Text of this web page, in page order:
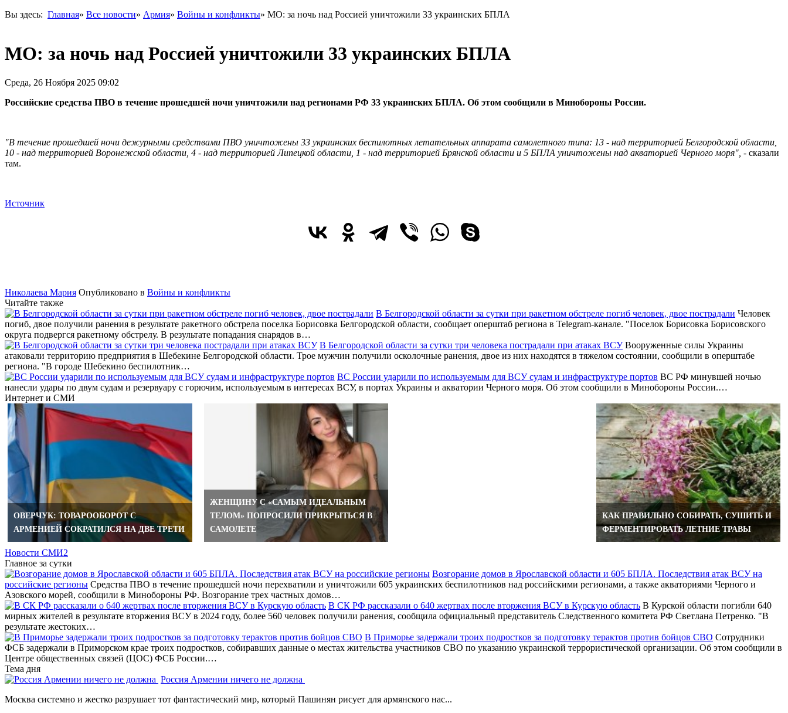
Вы здесь: Главная» Все новости» Армия» Войны и конфликты» МО: за ночь над Россией уничтожили 33 украинских БПЛА
МО: за ночь над Россией уничтожили 33 украинских БПЛА
Среда, 26 Ноября 2025 09:02
Российские средства ПВО в течение прошедшей ночи уничтожили над регионами РФ 33 украинских БПЛА. Об этом сообщили в Минобороны России.
"В течение прошедшей ночи дежурными средствами ПВО уничтожены 33 украинских беспилотных летательных аппарата самолетного типа: 13 - над территорией Белгородской области,
10 - над территорией Воронежской области, 4 - над территорией Липецкой области, 1 - над территорией Брянской области и 5 БПЛА уничтожены над акваторией Черного моря", - сказали
там.
Источник
Николаева Мария Опубликовано в Войны и конфликты
Читайте также
В Белгородской области за сутки при ракетном обстреле погиб человек, двое пострадали Человек
погиб, двое получили ранения в результате ракетного обстрела поселка Борисовка Белгородской области, сообщает оперштаб региона в Telegram-канале. "Поселок Борисовка Борисовского
округа подвергся ракетному обстрелу. В результате попадания снарядов в…
В Белгородской области за сутки три человека пострадали при атаках ВСУВооруженные силы Украины
атаковали территорию предприятия в Шебекине Белгородской области. Трое мужчин получили осколочные ранения, двое из них находятся в тяжелом состоянии, сообщили в оперштабе
региона. "В городе Шебекино беспилотник…
ВС России ударили по используемым для ВСУ судам и инфраструктуре портов ВС РФ минувшей ночью
нанесли удары по двум судам и резервуару с горючим, используемым в интересах ВСУ, в портах Украины и акватории Черного моря. Об этом сообщили в Минобороны России.…
Интернет и СМИ
ОВЕРЧУК: ТОВАРООБОРОТ С
АРМЕНИЕЙ СОКРАТИЛСЯ НА ДВЕ ТРЕТИ
ЖЕНЩИНУ С «САМЫМ ИДЕАЛЬНЫМ
ТЕЛОМ» ПОПРОСИЛИ ПРИКРЫТЬСЯ В
САМОЛЕТЕ
У БЕРЕГОВ ОМАНА ПОДБИЛИ ТАНКЕР
КАК ПРАВИЛЬНО СОБИРАТЬ, СУШИТЬ И
ФЕРМЕНТИРОВАТЬ ЛЕТНИЕ ТРАВЫ
Новости СМИ2
Главное за сутки
Возгорание домов в Ярославской области и 605 БПЛА. Последствия атак ВСУ на
российские регионы Средства ПВО в течение прошедшей ночи перехватили и уничтожили 605 украинских беспилотников над российскими регионами, а также акваториями Черного и
Азовского морей, сообщили в Минобороны РФ. Возгорание трех частных домов…
В СК РФ рассказали о 640 жертвах после вторжения ВСУ в Курскую область В Курской области погибли 640
мирных жителей в результате вторжения ВСУ в 2024 году, более 560 человек получили ранения, сообщила официальный представитель Следственного комитета РФ Светлана Петренко. "В
результате жестоких…
В Приморье задержали троих подростков за подготовку терактов против бойцов СВО Сотрудники
ФСБ задержали в Приморском крае троих подростков, собиравших данные о местах жительства участников СВО по указанию украинской террористической организации. Об этом сообщили в
Центре общественных связей (ЦОС) ФСБ России.…
Тема дня
Россия Армении ничего не должна
Москва системно и жестко разрушает тот фантастический мир, который Пашинян рисует для армянского нас...